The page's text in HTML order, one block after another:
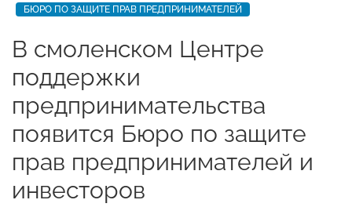
БЮРО ПО ЗАЩИТЕ ПРАВ ПРЕДПРИНИМАТЕЛЕЙ
В смоленском Центре
поддержки
предпринимательства
появится Бюро по защите
прав предпринимателей и
инвесторов